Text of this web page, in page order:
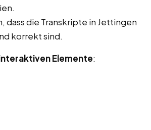
dass die Transkripte in Jettingen
korrekt sind.
Elemente: